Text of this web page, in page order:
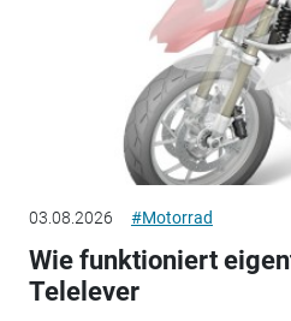
03.08.2026 #Motorrad
Wie funktioniert
Telelever